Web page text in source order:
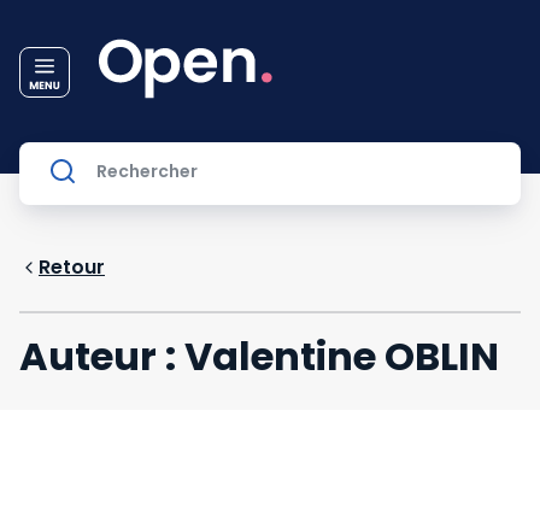
Retour
Auteur : Valentine OBLIN